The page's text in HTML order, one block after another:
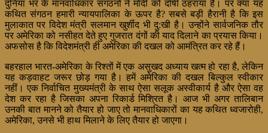
दुनिया भर के मानवाधिकार संगठनों ने मोदी को दोषी ठहराया है। पर क्या यह
कथित संगठन हमारी न्यायपालिका के ऊपर है? सबसे बड़ी हैरानी है कि इस
मुलाकात पर विदेश मंत्री सलमान खुर्शीद भी दु:खी है। उन्होंने सार्वजनिक तौर
पर अमेरिका को नसीहत देते हुए गुजरात दंगों की याद दिलाने का प्रयास किया।
अफसोस है कि विदेशमंत्री ही अमेरिका की दखल को आमंत्रित कर रहे हैं।
बहरहाल भारत-अमेरिका के रिश्तों में एक असुखद अध्याय खत्म हो रहा है, लेकिन
यह कड़वाहट जरूर छोड़ गया है। हमें अमेरिका की दखल बिल्कुल स्वीकार
नहीं। एक निर्वाचित मुख्यमंत्री के साथ ऐसा सलूक अस्वीकार्य है और ऐसा वह
देश कर रहा है जिसका अपना रिकार्ड मिश्रित है। आज भी अगर तालिबान
उनकी बात मानने को तैयार हो जाए तो मानवाधिकारों का यह कथित ध्वजारोही,
अमेरिका, उनसे भी हाथ मिलाने के लिए तैयार हो जाएगा।